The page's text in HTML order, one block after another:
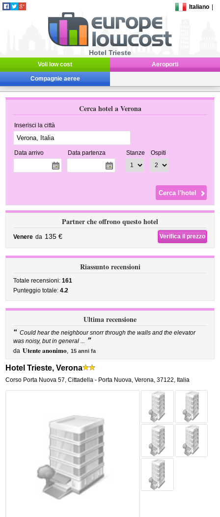
Italiano
Hotel Trieste
Voli low cost Aeroporti
Compagnie aeree
Cerca hotel a Verona
Inserisci la città
Data arrivo Data partenza Stanze Ospiti
Partner che offrono questo hotel
Venere da 135 € Verifica il prezzo
Riassunto recensioni
Totale recensioni:161
Punteggio totale:4.2
Ultima recensione
“ Could hear the neighbour snorr through the walls and the elevator
was noisy, but in general ... ”
da Utente anonimo, 15 anni fa
Hotel Trieste, Verona
Corso Porta Nuova 57,Cittadella - Porta Nuova, Verona,37122, Italia